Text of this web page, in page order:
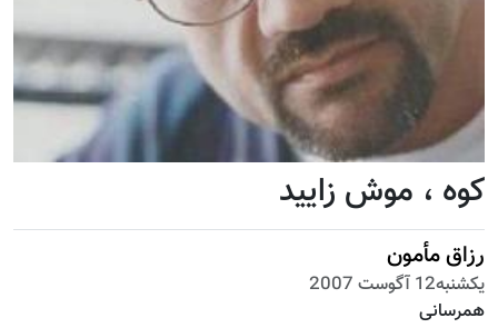
كوه ، موش زاييد
رزاق مأمون
يكشنبه12 آگوست 2007
همرسانی